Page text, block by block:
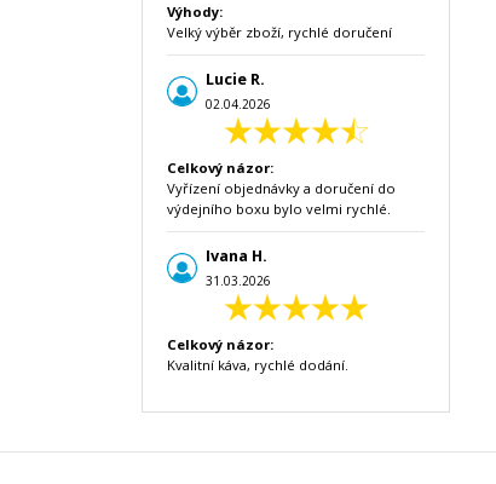
Výhody:
Velký výběr zboží, rychlé doručení
Lucie R.
02.04.2026
Celkový názor:
Vyřízení objednávky a doručení do
výdejního boxu bylo velmi rychlé.
Ivana H.
31.03.2026
Celkový názor:
Kvalitní káva, rychlé dodání.